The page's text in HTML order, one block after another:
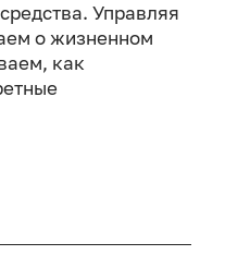
Управляя
о жизненном
как